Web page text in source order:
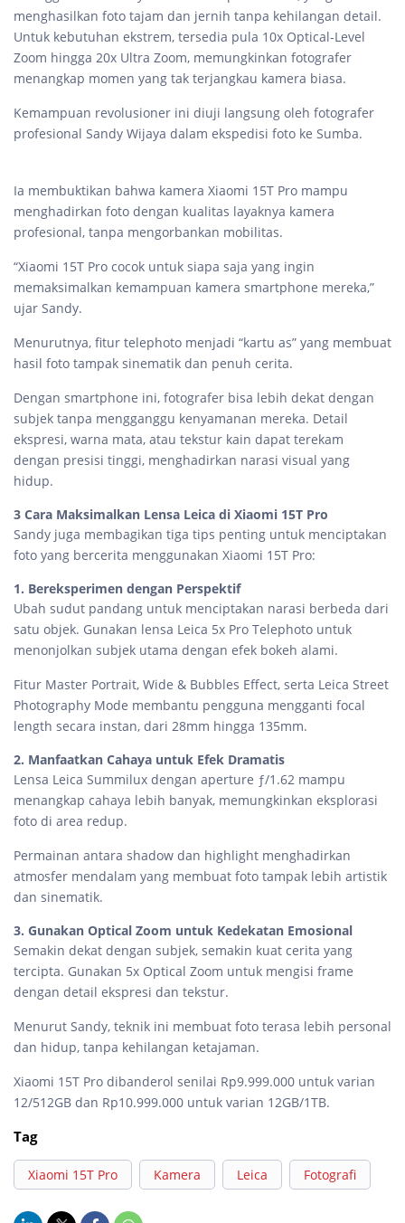
menghasilkan foto tajam dan jernih tanpa kehilangan detail.
Untuk kebutuhan ekstrem, tersedia pula 10x Optical-Level
Zoom hingga 20x Ultra Zoom, memungkinkan fotografer
menangkap momen yang tak terjangkau kamera biasa.
Kemampuan revolusioner ini diuji langsung oleh fotografer
profesional Sandy Wijaya dalam ekspedisi foto ke Sumba.
Ia membuktikan bahwa kamera Xiaomi 15T Pro mampu
menghadirkan foto dengan kualitas layaknya kamera
profesional, tanpa mengorbankan mobilitas.
“Xiaomi 15T Pro cocok untuk siapa saja yang ingin
memaksimalkan kemampuan kamera smartphone mereka,”
ujar Sandy.
Menurutnya, fitur telephoto menjadi “kartu as” yang membuat
hasil foto tampak sinematik dan penuh cerita.
Dengan smartphone ini, fotografer bisa lebih dekat dengan
subjek tanpa mengganggu kenyamanan mereka. Detail
ekspresi, warna mata, atau tekstur kain dapat terekam
dengan presisi tinggi, menghadirkan narasi visual yang
hidup.
3 Cara Maksimalkan Lensa Leica di Xiaomi 15T Pro
Sandy juga membagikan tiga tips penting untuk menciptakan
foto yang bercerita menggunakan Xiaomi 15T Pro:
1. Bereksperimen dengan Perspektif
Ubah sudut pandang untuk menciptakan narasi berbeda dari
satu objek. Gunakan lensa Leica 5x Pro Telephoto untuk
menonjolkan subjek utama dengan efek bokeh alami.
Fitur Master Portrait, Wide & Bubbles Effect, serta Leica Street
Photography Mode membantu pengguna mengganti focal
length secara instan, dari 28mm hingga 135mm.
2. Manfaatkan Cahaya untuk Efek Dramatis
Lensa Leica Summilux dengan aperture ƒ/1.62 mampu
menangkap cahaya lebih banyak, memungkinkan eksplorasi
foto di area redup.
Permainan antara shadow dan highlight menghadirkan
atmosfer mendalam yang membuat foto tampak lebih artistik
dan sinematik.
3. Gunakan Optical Zoom untuk Kedekatan Emosional
Semakin dekat dengan subjek, semakin kuat cerita yang
tercipta. Gunakan 5x Optical Zoom untuk mengisi frame
dengan detail ekspresi dan tekstur.
Menurut Sandy, teknik ini membuat foto terasa lebih personal
dan hidup, tanpa kehilangan ketajaman.
Xiaomi 15T Pro dibanderol senilai Rp9.999.000 untuk varian
12/512GB dan Rp10.999.000 untuk varian 12GB/1TB.
Tag
Xiaomi 15T Pro Kamera Leica Fotografi